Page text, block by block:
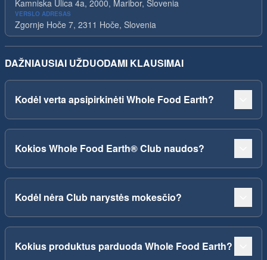
Kamniska Ulica 4a, 2000, Maribor, Slovenia
VERSLO ADRESAS
Zgornje Hoče 7, 2311 Hoče, Slovenia
DAŽNIAUSIAI UŽDUODAMI KLAUSIMAI
Kodėl verta apsipirkinėti Whole Food Earth?
Kokios Whole Food Earth® Club naudos?
Kodėl nėra Club narystės mokesčio?
Kokius produktus parduoda Whole Food Earth?